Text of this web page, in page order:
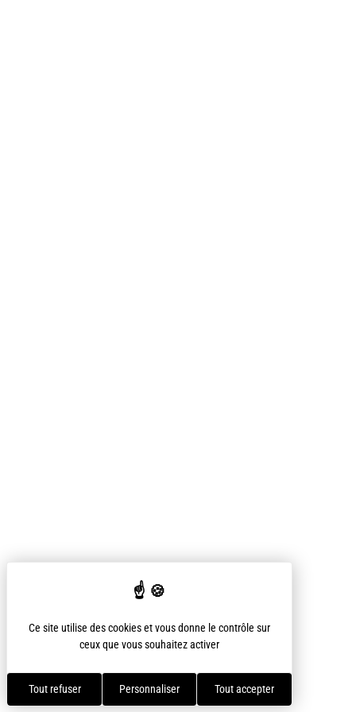
Ce site utilise des cookies et vous donne le contrôle sur
ceux que vous souhaitez activer
Tout accepter
Tout refuser Personnaliser